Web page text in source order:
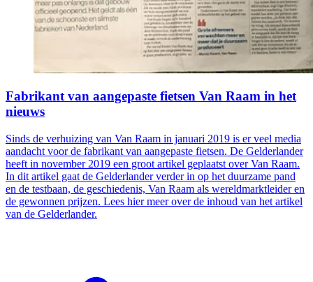
Fabrikant van aangepaste fietsen Van Raam in het
nieuws
Sinds de verhuizing van Van Raam in januari 2019 is er veel media
aandacht voor de fabrikant van aangepaste fietsen. De Gelderlander
heeft in november 2019 een groot artikel geplaatst over Van Raam.
In dit artikel gaat de Gelderlander verder in op het duurzame pand
en de testbaan, de geschiedenis, Van Raam als wereldmarktleider en
de gewonnen prijzen. Lees hier meer over de inhoud van het artikel
van de Gelderlander.